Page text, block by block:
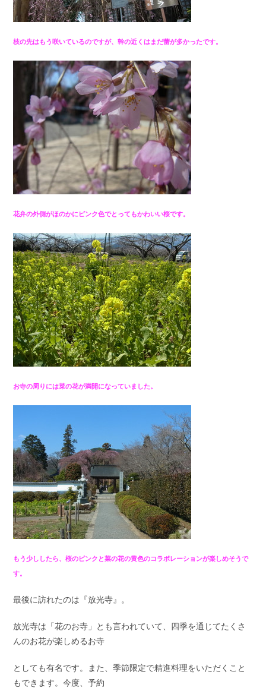
枝の先はもう咲いているのですが、幹の近くはまだ蕾が多かったです。
花弁の外側がほのかにピンク色でとってもかわいい桜です。
お寺の周りには菜の花が満開になっていました。
もう少ししたら、桜のピンクと菜の花の黄色のコラボレーションが楽しめそうで
す。
最後に訪れたのは『放光寺』。
放光寺は「花のお寺」とも言われていて、四季を通じてたくさ
んのお花が楽しめるお寺
としても有名です。また、季節限定で精進料理をいただくこと
もできます。今度、予約